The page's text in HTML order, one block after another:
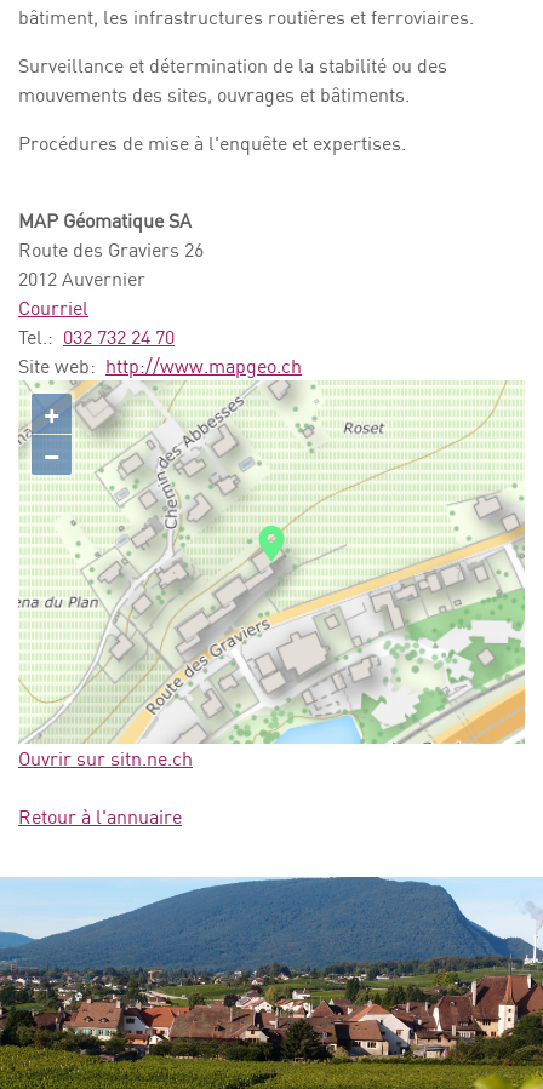
bâtiment, les infrastructures routières et ferroviaires.
Surveillance et détermination de la stabilité ou des
mouvements des sites, ouvrages et bâtiments.
Procédures de mise à l'enquête et expertises.
MAP Géomatique SA
Route des Graviers 26
2012 Auvernier
Courriel
Tel.: 032 732 24 70
Site web: http://www.mapgeo.ch
+
−
Ouvrir sur sitn.ne.ch
Retour à l'annuaire